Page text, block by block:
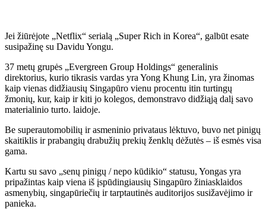
Jei žiūrėjote „Netflix“ serialą „Super Rich in Korea“, galbūt esate
susipažinę su Davidu Yongu.
37 metų grupės „Evergreen Group Holdings“ generalinis
direktorius, kurio tikrasis vardas yra Yong Khung Lin, yra žinomas
kaip vienas didžiausių Singapūro vienu procentu itin turtingų
žmonių, kur, kaip ir kiti jo kolegos, demonstravo didžiąją dalį savo
materialinio turto. laidoje.
Be superautomobilių ir asmeninio privataus lėktuvo, buvo net pinigų
skaitiklis ir prabangių drabužių prekių ženklų dėžutės – iš esmės visa
gama.
Kartu su savo „senų pinigų / nepo kūdikio“ statusu, Yongas yra
pripažintas kaip viena iš įspūdingiausių Singapūro žiniasklaidos
asmenybių, singapūriečių ir tarptautinės auditorijos susižavėjimo ir
panieka.